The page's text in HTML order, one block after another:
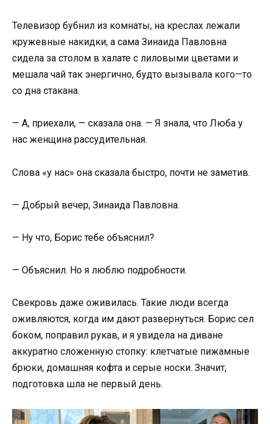
Телевизор бубнил из комнаты, на креслах лежали
кружевные накидки, а сама Зинаида Павловна
сидела за столом в халате с лиловыми цветами и
мешала чай так энергично, будто вызывала кого—то
со дна стакана.
— А, приехали, — сказала она. — Я знала, что Люба у
нас женщина рассудительная.
Слова «у нас» она сказала быстро, почти не заметив.
— Добрый вечер, Зинаида Павловна.
— Ну что, Борис тебе объяснил?
— Объяснил. Но я люблю подробности.
Свекровь даже оживилась. Такие люди всегда
оживляются, когда им дают развернуться. Борис сел
боком, поправил рукав, и я увидела на диване
аккуратно сложенную стопку: клетчатые пижамные
брюки, домашняя кофта и серые носки. Значит,
подготовка шла не первый день.